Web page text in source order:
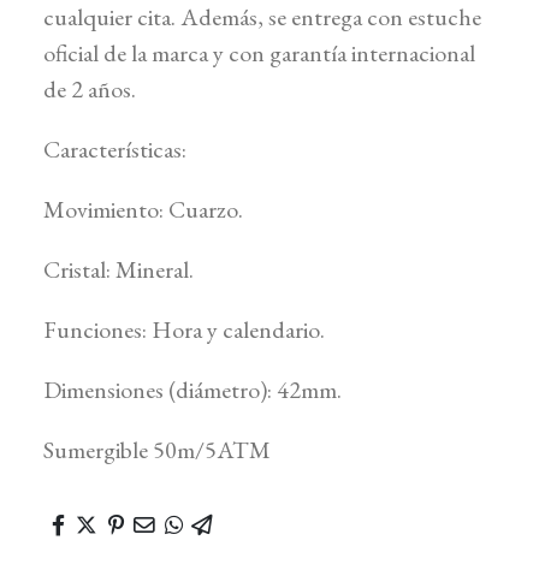
cualquier cita. Además, se entrega con estuche
oficial de la marca y con garantía internacional
de 2 años.
Características:
Movimiento: Cuarzo.
Cristal: Mineral.
Funciones: Hora y calendario.
Dimensiones (diámetro): 42mm.
Sumergible 50m/5ATM